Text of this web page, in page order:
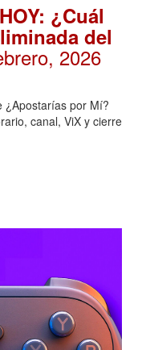
¿Cuál
del
2026
¿Apostarías por Mí?
canal, ViX y cierre